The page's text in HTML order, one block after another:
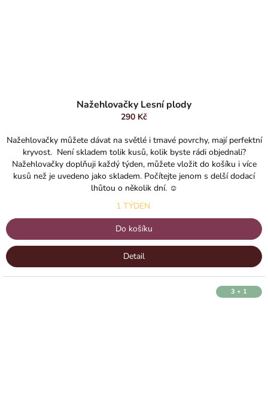
5,0
hvězdiček.
Nažehlovačky Lesní plody
290 Kč
Nažehlovačky můžete dávat na světlé i tmavé povrchy, mají perfektní
kryvost. Není skladem tolik kusů, kolik byste rádi objednali?
Nažehlovačky doplňuji každý týden, můžete vložit do košíku i více
kusů než je uvedeno jako skladem. Počítejte jenom s delší dodací
lhůtou o několik dní. ☺️
1 TÝDEN
Do košíku
Detail
3 + 1